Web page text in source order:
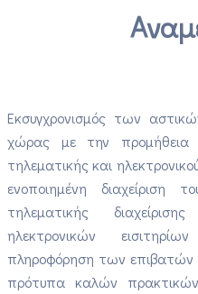
Εκσυγχρονισμός των
χώρας με την προμήθεια
τηλεματικής και
ενοποιημένη διαχείριση
τηλεματικής
ηλεκτρονικών
πληροφόρηση των
πρότυπα καλών πρακτικών